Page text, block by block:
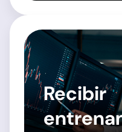
Recibir